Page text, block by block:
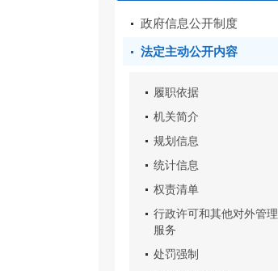
政府信息公开制度
法定主动公开内容
履职依据
机关简介
规划信息
统计信息
权责清单
行政许可和其他对外管理
服务
处罚强制